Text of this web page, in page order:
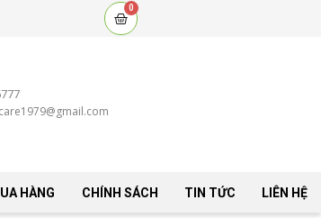
0
Cart
HÀNG CHÍNH SÁCH TIN TỨC LIÊN HỆ